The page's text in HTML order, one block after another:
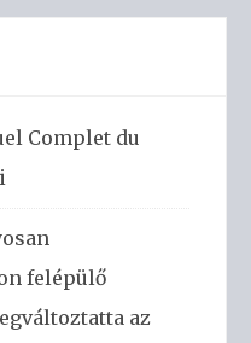
Complet du
felépülő
az